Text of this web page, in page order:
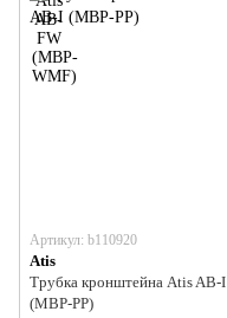
Артикул: b110920
Atis
Трубка кронштейна Atis AB-I
(MBP-PP)